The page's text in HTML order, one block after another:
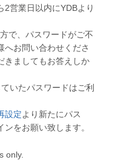
2営業日以内にYDBより
で、パスワードがご不
へお問い合わせくださ
きましてもお答えしか
いたパスワードはご利
設定より新たにパス
をお願い致します。
only.